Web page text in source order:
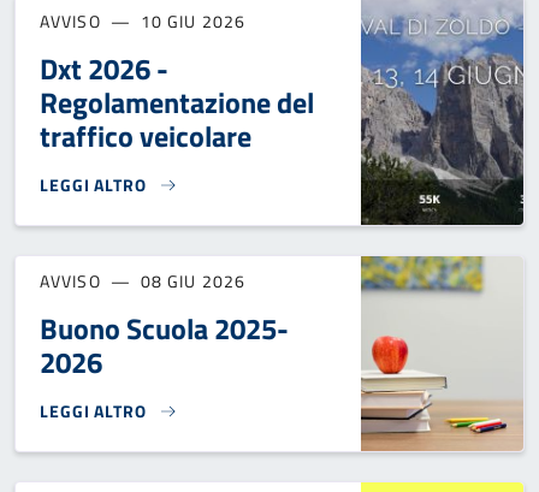
AVVISO 10 GIU 2026
Dxt 2026 -
Regolamentazione del
traffico veicolare
LEGGI ALTRO
DXT 2026 - REGOLAMENTAZIONE DEL TRAFFICO VEICOLARE}
AVVISO 08 GIU 2026
Buono Scuola 2025-
2026
LEGGI ALTRO
BUONO SCUOLA 2025-2026}